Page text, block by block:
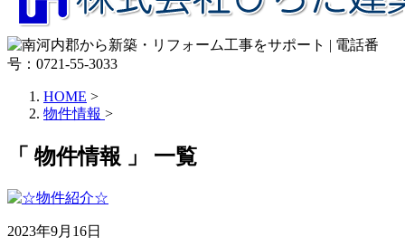
HOME >
物件情報 >
「 物件情報 」 一覧
2023年9月16日